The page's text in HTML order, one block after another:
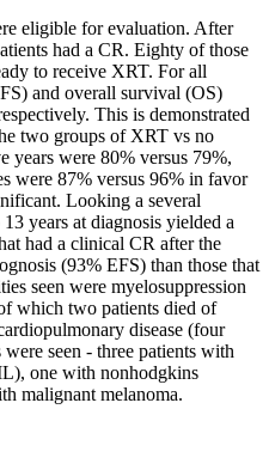
eligible for evaluation. After
had a CR. Eighty of those
to receive XRT. For all
and overall survival (OS)
This is demonstrated
two groups of XRT vs no
years were 80% versus 79%,
were 87% versus 96% in favor
Looking a several
years at diagnosis yielded a
had a clinical CR after the
(93% EFS) than those that
seen were myelosuppression
which two patients died of
disease (four
seen - three patients with
one with nonhodgkins
malignant melanoma.